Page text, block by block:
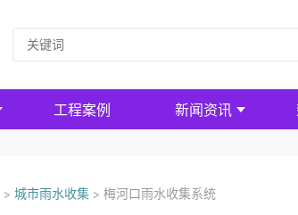
工程案例 新闻资讯
> 城市雨水收集> 梅河口雨水收集系统